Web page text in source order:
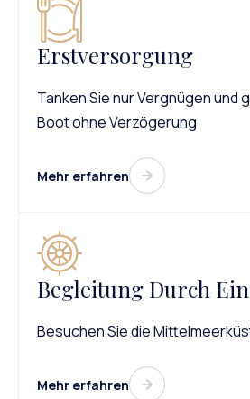
Erstversorgung
Tanken Sie nur Vergnügen und
Boot ohne Verzögerung
Mehr erfahren
Begleitung Durch
Besuchen Sie die
Mehr erfahren